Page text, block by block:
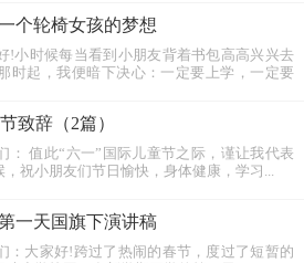
个轮椅女孩的梦想
!小时候每当看到小朋友背着书包高高兴兴去
时起，我便暗下决心：一定要上学，一定要
致辞（2篇）
： 值此“六一”国际儿童节之际，谨让我代表
祝小朋友们节日愉快，身体健康，学习...
一天国旗下演讲稿
：大家好!跨过了热闹的春节，度过了短暂的